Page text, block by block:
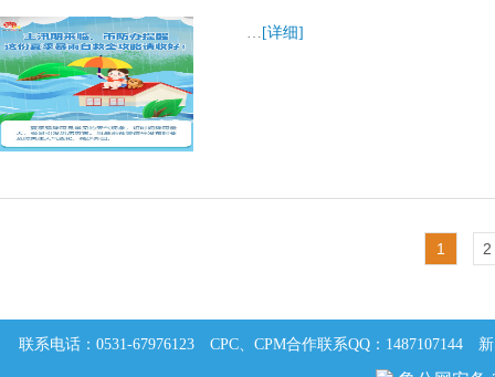
… [详细]
1 2
联系电话：0531-67976123 CPC、CPM合作联系QQ：1487107144